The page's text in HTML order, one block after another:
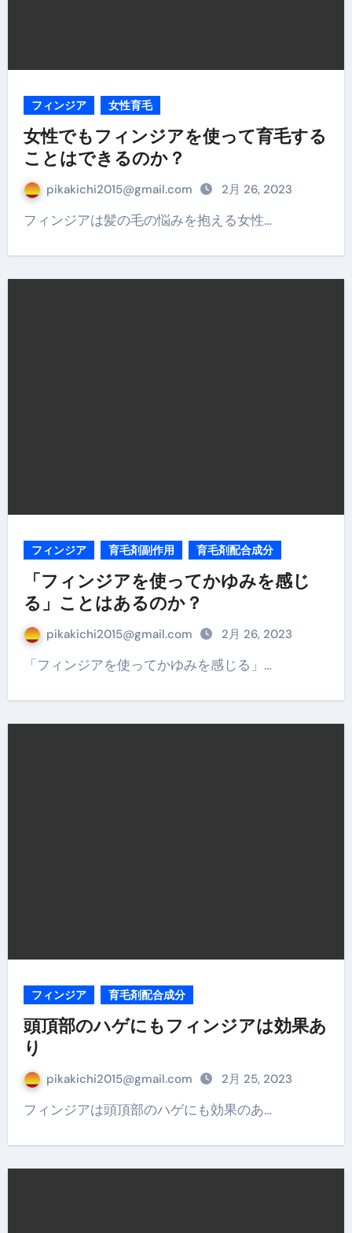
フィンジア 女性育毛
女性でもフィンジアを使って育毛する
ことはできるのか？
pikakichi2015@gmail.com 2月 26, 2023
フィンジアは髪の毛の悩みを抱える女性…
フィンジア 育毛剤副作用 育毛剤配合成分
「フィンジアを使ってかゆみを感じ
る」ことはあるのか？
pikakichi2015@gmail.com 2月 26, 2023
「フィンジアを使ってかゆみを感じる」…
フィンジア 育毛剤配合成分
頭頂部のハゲにもフィンジアは効果あ
り
pikakichi2015@gmail.com 2月 25, 2023
フィンジアは頭頂部のハゲにも効果のあ…